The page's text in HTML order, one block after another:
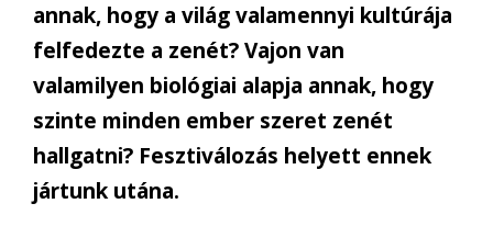
annak, hogy a világ valamennyi kultúrája
felfedezte a zenét? Vajon van
valamilyen biológiai alapja annak, hogy
szinte minden ember szeret zenét
hallgatni? Fesztiválozás helyett ennek
jártunk utána.